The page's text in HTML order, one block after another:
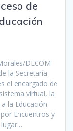
de
DECOM
la Secretaría
el encargado de
virtual, la
la Educación
Encuentros y
lugar…